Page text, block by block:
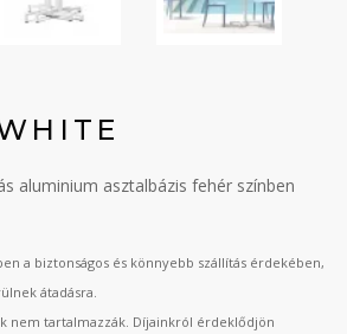
aluminium asztalbázis fehér színben
a biztonságos és könnyebb szállítás érdekében,
átadásra.
nem tartalmazzák. Díjainkról érdeklődjön